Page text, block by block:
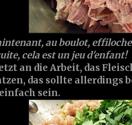
au boulot,
cela est un jeu d'enfant!
an die Arbeit, das
das sollte allerdings
sein.